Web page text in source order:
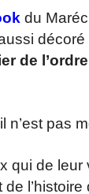
du
décoré
de
n’est pas
qui de